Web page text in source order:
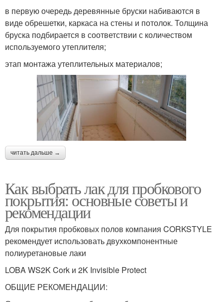
в первую очередь деревянные бруски набиваются в
виде обрешетки, каркаса на стены и потолок. Толщина
бруска подбирается в соответствии с количеством
используемого утеплителя;
этап монтажа утеплительных материалов;
читать дальше →
Как выбрать лак для пробкового
покрытия: основные советы и
рекомендации
Для покрытия пробковых полов компания CORKSTYLE
рекомендует использовать двухкомпонентные
полиуретановые лаки
LOBA WS2K Cork и 2K Invisible Protect
ОБЩИЕ РЕКОМЕНДАЦИИ: